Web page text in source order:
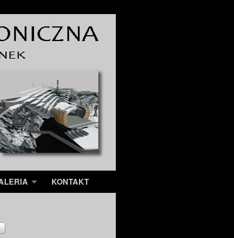
KONTAKT